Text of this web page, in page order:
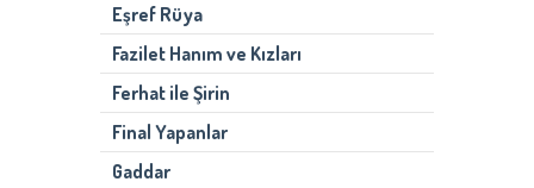
Eşref Rüya
Fazilet Hanım ve Kızları
Ferhat ile Şirin
Final Yapanlar
Gaddar